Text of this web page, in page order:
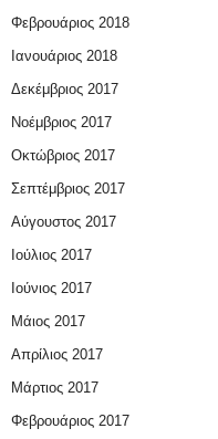
Φεβρουάριος 2018
Ιανουάριος 2018
Δεκέμβριος 2017
Νοέμβριος 2017
Οκτώβριος 2017
Σεπτέμβριος 2017
Αύγουστος 2017
Ιούλιος 2017
Ιούνιος 2017
Μάιος 2017
Απρίλιος 2017
Μάρτιος 2017
Φεβρουάριος 2017